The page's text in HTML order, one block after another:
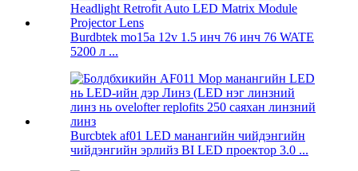
Burdbtek mo15a 12v 1.5 инч 76 инч 76 WATE
5200 л ...
Burcbtek af01 LED манангийн чийдэнгийн
чийдэнгийн эрлийз BI LED проектор 3.0 ...